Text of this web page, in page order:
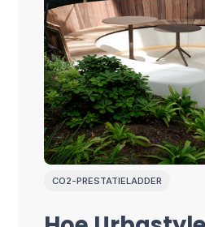
CO2-PRESTATIELADDER